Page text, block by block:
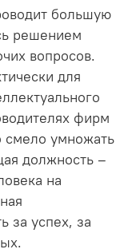
большую
решением
вопросов.
для
фирм
смело умножать
должность –
на
за успех, за